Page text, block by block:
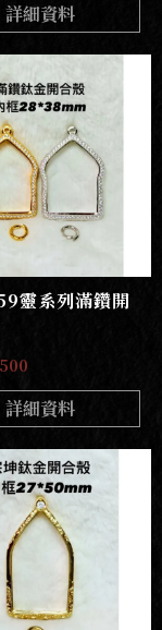
詳細資料
靈系列滿鑽開
詳細資料